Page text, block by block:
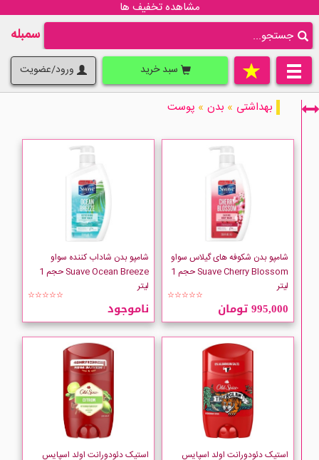
مشاهده تخفیف ها
سمبله
سبد خرید ورود/عضویت
فقط نمایش کالاهای موجود
Adessa
Adidas
AGRADO
ARDENE
بهداشتی » بدن » پوست
شامپو بدن شکوفه های گیلاس سواو
Suave Cherry Blossom حجم 1
لیتر
☆☆☆☆☆
995,000 تومان
شامپو بدن شاداب کننده سواو
Suave Ocean Breeze حجم 1
لیتر
☆☆☆☆☆
ناموجود
استیک دئودورانت اولد اسپایس
استیک دئودورانت اولد اسپایس